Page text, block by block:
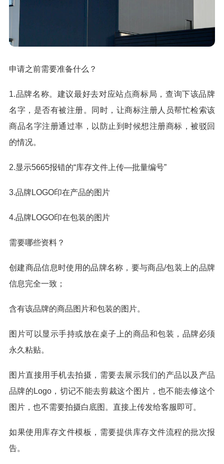
申请之前需要准备什么？
1.品牌名称。建议最好去对应站点商标局，查询下该品牌
名字，是否有被注册。同时，让商标注册人员帮忙检索该
商品名字注册通过率，以防止到时候想注册商标，被驳回
的情况。
2.显示5665报错的“库存文件上传—批量编号”
3.品牌LOGO印在产品的图片
4.品牌LOGO印在包装的图片
需要哪些资料？
创建商品信息时使用的品牌名称，要与商品/包装上的品牌
信息完全一致；
含有该品牌的商品图片和包装的图片。
图片可以显示手持或放在桌子上的商品和包装，品牌必须
永久粘贴。
图片直接用手机去拍摄，需要去展示我们的产品以及产品
品牌的Logo，切记不能去剪裁这个图片，也不能去修这个
图片，也不需要拍摄白底图。直接上传发给客服即可。
如果使用库存文件模板，需要提供库存文件流程的批次报
告。